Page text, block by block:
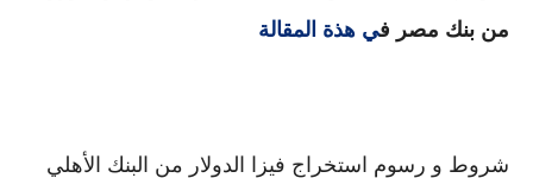
من بنك مصر في هذة المقالة
شروط و رسوم استخراج فيزا الدولار من البنك الأهلي